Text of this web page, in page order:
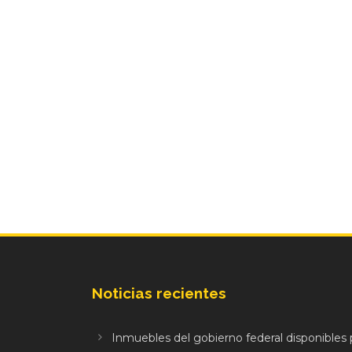
Noticias recientes
Inmuebles del gobierno federal disponibles